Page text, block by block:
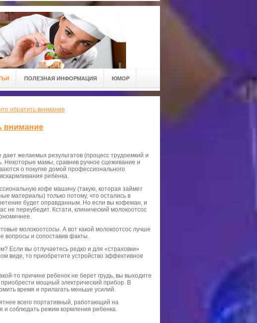
ПОЛЕЗНАЯ ИНФОРМАЦИЯ ЮМОР
обратить внимание
внимание
желаемых результатов (процесс трудоемкий и
Некоторые мамы, сравнив ручное сцеживание и
о покупке домой профессионального
ребенка.
кофе машину (такую, которая займет
материалы) только потому, что остались в
будет оправданным. Но если вы кофеман, и
не переубедит. Кстати, клинический молокоотсос
молокоотсосы. А вот какой молокоотсос лучше
вопросы и сопоставив факты.
Если вы отлучаетесь редко и для «страховки»
виде, то приобретите устройство эффективное
то причине ребенок не берет грудь, вы выходите
мощный электрический прибор. В
время и прилагать меньше усилий.
всего портативный, работающий на
и соблюдать режим кормления ребенка.